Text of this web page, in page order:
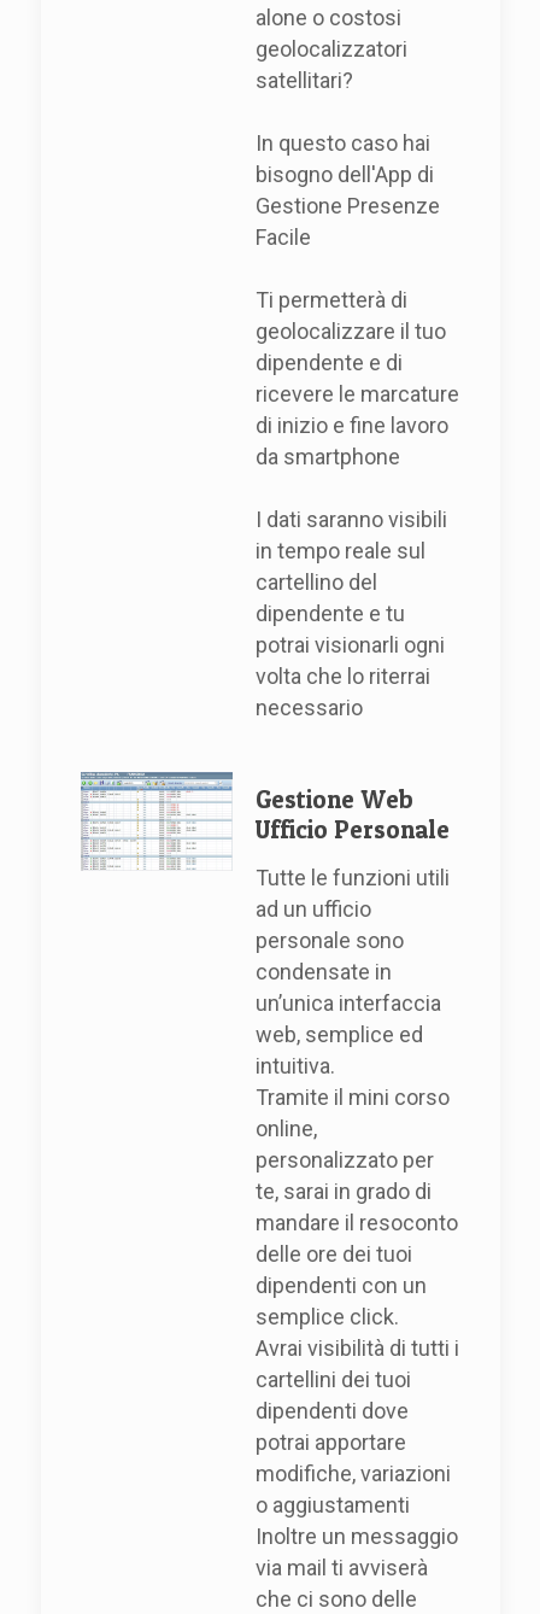
alone o costosi
geolocalizzatori
satellitari?
In questo caso hai
bisogno dell'App di
Gestione Presenze
Facile
Ti permetterà di
geolocalizzare il tuo
dipendente e di
ricevere le marcature
di inizio e fine lavoro
da smartphone
I dati saranno visibili
in tempo reale sul
cartellino del
dipendente e tu
potrai visionarli ogni
volta che lo riterrai
necessario
Gestione Web
Ufficio Personale
Tutte le funzioni utili
ad un ufficio
personale sono
condensate in
un’unica interfaccia
web, semplice ed
intuitiva.
Tramite il mini corso
online,
personalizzato per
te, sarai in grado di
mandare il resoconto
delle ore dei tuoi
dipendenti con un
semplice click.
Avrai visibilità di tutti i
cartellini dei tuoi
dipendenti dove
potrai apportare
modifiche, variazioni
o aggiustamenti
Inoltre un messaggio
via mail ti avviserà
che ci sono delle